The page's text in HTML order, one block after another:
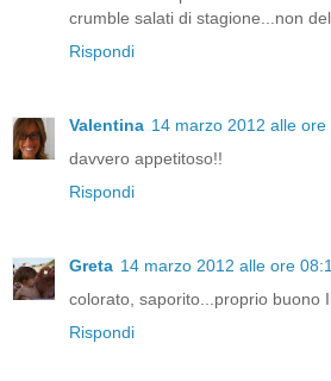
crumble salati di stagione...non
Rispondi
Valentina 14 marzo 2012 alle ore
davvero appetitoso!!
Rispondi
Greta 14 marzo 2012 alle ore
colorato, saporito...proprio buono
Rispondi